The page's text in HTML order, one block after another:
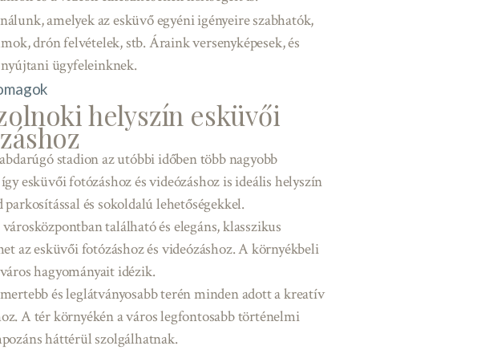
amelyek az esküvő egyéni igényeire szabhatók,
drón felvételek, stb. Áraink versenyképesek, és
ügyfeleinknek.
helyszín esküvői
stadion az utóbbi időben több nagyobb
esküvői fotózáshoz és videózáshoz is ideális helyszín
és sokoldalú lehetőségekkel.
található és elegáns, klasszikus
az esküvői fotózáshoz és videózáshoz. A környékbeli
hagyományait idézik.
és leglátványosabb terén minden adott a kreatív
A tér környékén a város legfontosabb történelmi
háttérül szolgálhatnak.